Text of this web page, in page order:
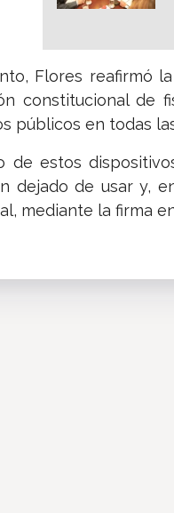
Flores reafirmó
constitucional de
públicos en todas
de estos
dejado de usar y,
mediante la firma